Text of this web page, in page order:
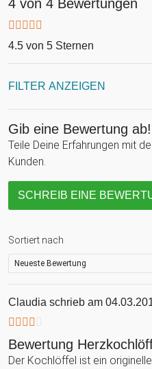
4 von 4 Bewertungen
4.5 von 5 Sternen
FILTER ANZEIGEN
Gib eine Bewertung ab!
Teile Deine Erfahrungen mit
Kunden.
SCHREIB EINE
Sortiert nach
Claudia schrieb am
Bewertung
Der Kochlöffel ist ein